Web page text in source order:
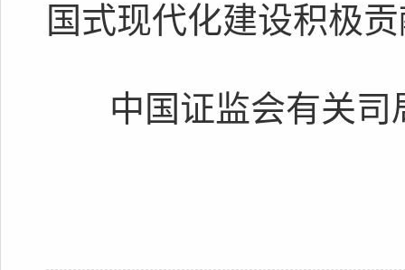
国式现代化建设积极
中国证监会有关司